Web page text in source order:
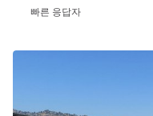
빠른 응답자